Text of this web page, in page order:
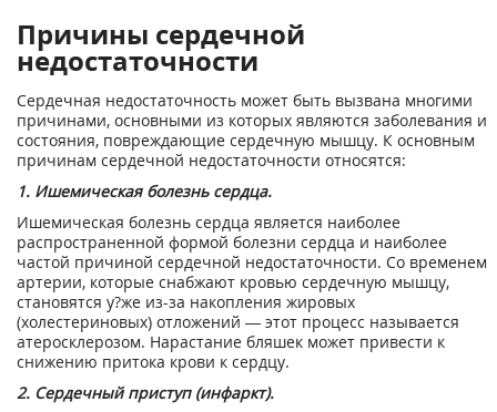
Причины сердечной
недостаточности
Сердечная недостаточность может быть вызвана многими
причинами, основными из которых являются заболевания и
состояния, повреждающие сердечную мышцу. К основным
причинам сердечной недостаточности относятся:
1. Ишемическая болезнь сердца.
Ишемическая болезнь сердца является наиболее
распространенной формой болезни сердца и наиболее
частой причиной сердечной недостаточности. Со временем
артерии, которые снабжают кровью сердечную мышцу,
становятся у?же из-за накопления жировых
(холестериновых) отложений — этот процесс называется
атеросклерозом. Нарастание бляшек может привести к
снижению притока крови к сердцу.
2. Сердечный приступ (инфаркт).